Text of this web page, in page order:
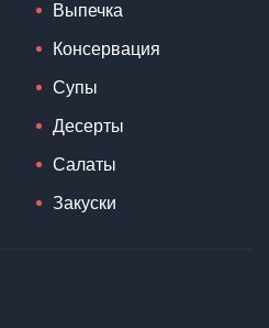
Выпечка
Консервация
Супы
Десерты
Салаты
Закуски